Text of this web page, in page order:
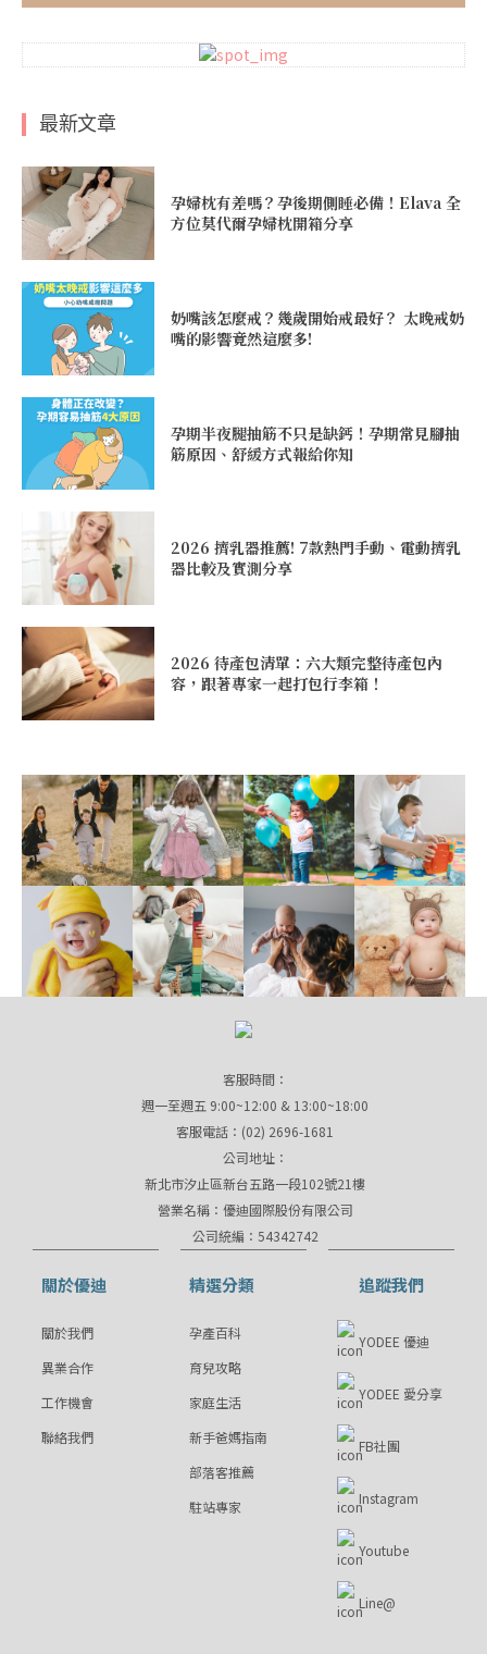
最新文章
孕婦枕有差嗎？孕後期側睡必備！Elava 全
方位莫代爾孕婦枕開箱分享
奶嘴該怎麼戒？幾歲開始戒最好？ 太晚戒奶
嘴的影響竟然這麼多!
孕期半夜腿抽筋不只是缺鈣！孕期常見腳抽
筋原因、舒緩方式報給你知
2026 擠乳器推薦! 7款熱門手動、電動擠乳
器比較及實測分享
2026 待產包清單：六大類完整待產包內
容，跟著專家一起打包行李箱！
客服時間：
週一至週五 9:00~12:00 & 13:00~18:00
客服電話：(02) 2696-1681
公司地址：
新北市汐止區新台五路一段102號21樓
營業名稱：優迪國際股份有限公司
公司統編：54342742
關於優迪
關於我們
異業合作
工作機會
聯絡我們
精選分類
孕產百科
育兒攻略
家庭生活
新手爸媽指南
部落客推薦
駐站專家
追蹤我們
YODEE 優迪
YODEE 愛分享
FB社團
Instagram
Youtube
Line@